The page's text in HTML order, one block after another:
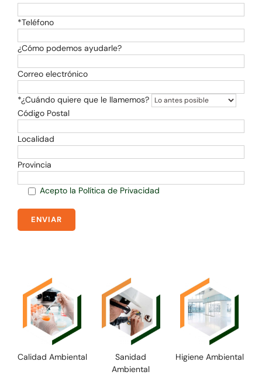
*Teléfono
¿Cómo podemos ayudarle?
Correo electrónico
*¿Cuándo quiere que le llamemos?
Código Postal
Localidad
Provincia
Acepto la Política de Privacidad
Sanidad
Ambiental
Calidad Ambiental Higiene Ambiental